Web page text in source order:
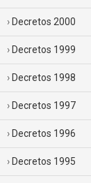
Decretos 2000
Decretos 1999
Decretos 1998
Decretos 1997
Decretos 1996
Decretos 1995